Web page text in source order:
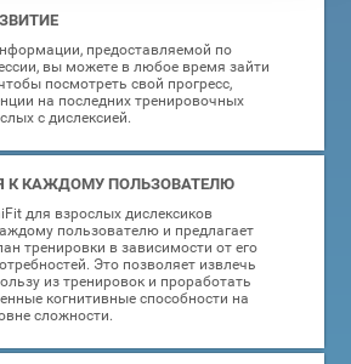
предоставляемой по
вы можете в любое время зайти
посмотреть свой прогресс,
на последних тренировочных
с дислексией.
К КАЖДОМУ ПОЛЬЗОВАТЕЛЮ
для взрослых дислексиков
пользователю и предлагает
тренировки в зависимости от его
Это позволяет извлечь
из тренировок и проработать
когнитивные способности на
сложности.